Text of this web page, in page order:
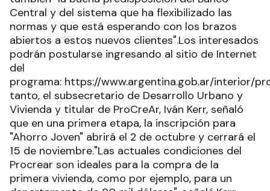
Central y del sistema que ha flexibilizado las
normas y que está esperando con los brazos
abiertos a estos nuevos clientes".Los interesados
podrán postularse ingresando al sitio de Internet
del
programa: https://www.argentina.gob.ar/interior/
tanto, el subsecretario de Desarrollo Urbano y
Vivienda y titular de ProCreAr, Iván Kerr, señaló
que en una primera etapa, la inscripción para
"Ahorro Joven" abrirá el 2 de octubre y cerrará el
15 de noviembre."Las actuales condiciones del
Procrear son ideales para la compra de la
primera vivienda, como por ejemplo, para un